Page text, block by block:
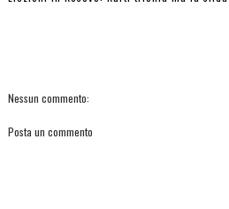
Nessun commento:
Posta un commento